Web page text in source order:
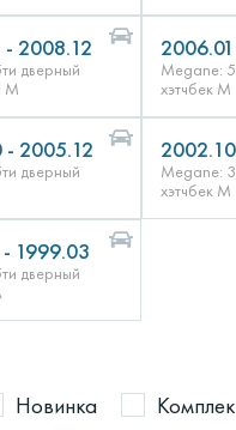
2008.12
дверный
M
Megane:
хэтчбек M
- 2005.12
дверный
Megane:
хэтчбек M
1999.03
дверный
Новинка